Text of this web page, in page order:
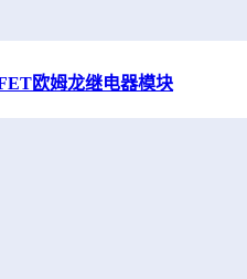
欧姆龙继电器模块